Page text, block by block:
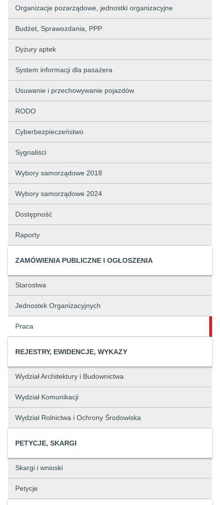
Organizacje pozarządowe, jednostki organizacyjne
Budżet, Sprawozdania, PPP
Dyżury aptek
System informacji dla pasażera
Usuwanie i przechowywanie pojazdów
RODO
Cyberbezpieczeństwo
Sygnaliści
Wybory samorządowe 2018
Wybory samorządowe 2024
Dostępność
Raporty
ZAMÓWIENIA PUBLICZNE I OGŁOSZENIA
Starostwa
Jednostek Organizacyjnych
Praca
REJESTRY, EWIDENCJE, WYKAZY
Wydział Architektury i Budownictwa
Wydział Komunikacji
Wydział Rolnictwa i Ochrony Środowiska
PETYCJE, SKARGI
Skargi i wnioski
Petycje